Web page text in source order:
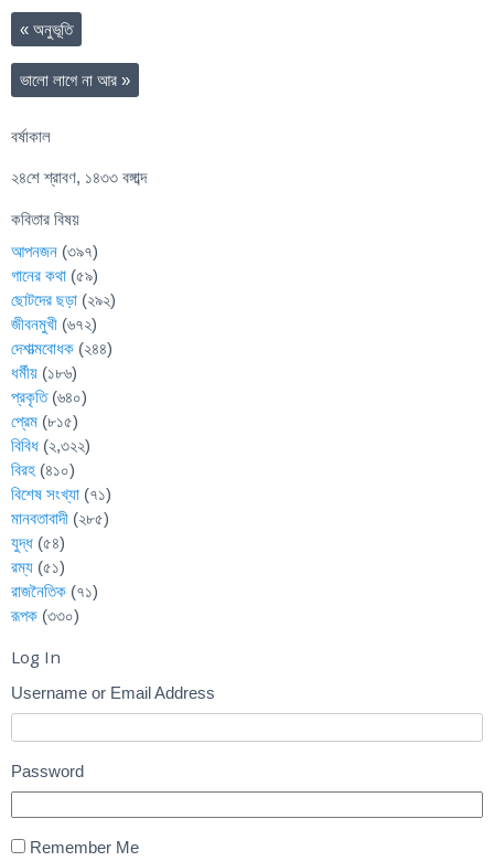
« অনুভূতি
ভালো লাগে না আর »
বর্ষাকাল
২৪শে শ্রাবণ, ১৪৩৩ বঙ্গাব্দ
কবিতার বিষয়
আপনজন (৩৯৭)
গানের কথা (৫৯)
ছোটদের ছড়া (২৯২)
জীবনমুখী (৬৭২)
দেশাত্মবোধক (২৪৪)
ধর্মীয় (১৮৬)
প্রকৃতি(৬৪০)
প্রেম (৮১৫)
বিবিধ (২,৩২২)
বিরহ (৪১০)
বিশেষ সংখ্যা (৭১)
মানবতাবাদী (২৮৫)
যুদ্ধ (৫৪)
রম্য (৫১)
রাজনৈতিক (৭১)
রূপক (৩৩০)
Log In
Username or Email Address
Password
Remember Me